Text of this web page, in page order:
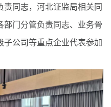
同志，河北证监局相关同
部门分管负责同志、业务骨
公司等重点企业代表参加